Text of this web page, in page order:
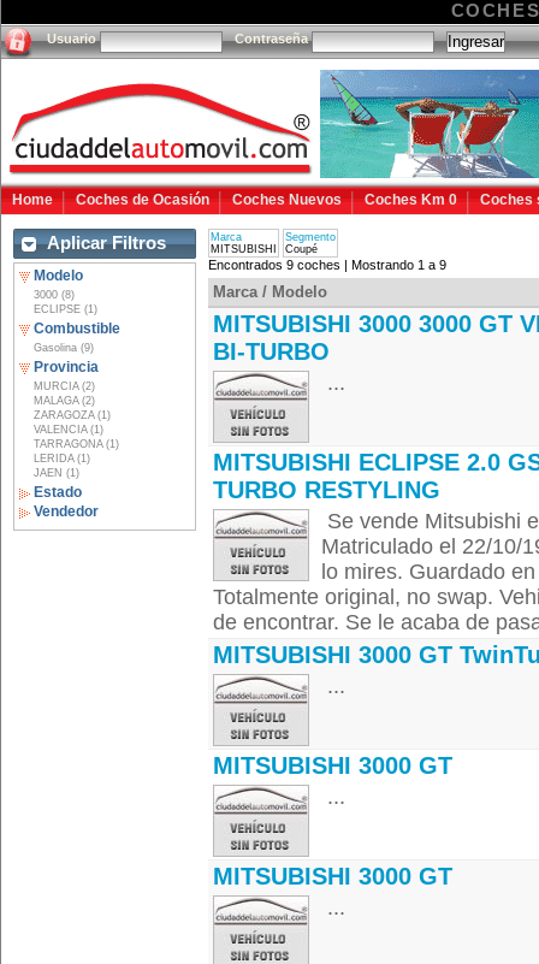
Usuario Contraseña
Home Coches de Ocasión Coches Nuevos Coches Km 0 Coches
Aplicar Filtros
Modelo
3000 (8)
ECLIPSE (1)
Combustible
Gasolina (9)
Provincia
MURCIA (2)
MALAGA (2)
ZARAGOZA (1)
VALENCIA (1)
TARRAGONA (1)
LERIDA (1)
JAEN (1)
Estado
Vendedor
Marca
MITSUBISHI
Segmento
Coupé
Encontrados 9 coches | Mostrando 1 a 9
Marca / Modelo
MITSUBISHI 3000 3000 GT
BI-TURBO
...
MITSUBISHI ECLIPSE 2.0
TURBO RESTYLING
Se vende Mitsubishi
Matriculado el 22/10/
lo mires. Guardado
Totalmente original, no swap.
de encontrar. Se le acaba de
MITSUBISHI 3000 GT
...
MITSUBISHI 3000 GT
...
MITSUBISHI 3000 GT
...